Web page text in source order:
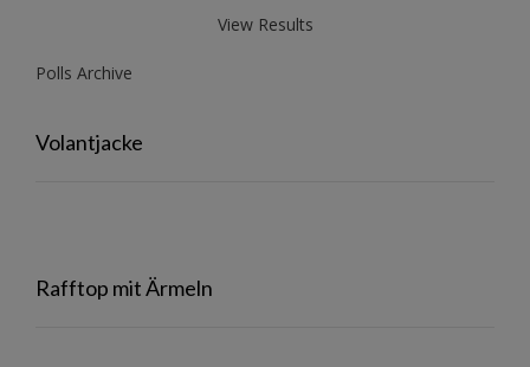
View Results
Polls Archive
Volantjacke
Rafftop mit Ärmeln